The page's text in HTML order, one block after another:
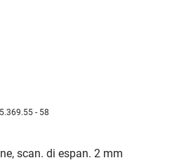
- 58
scan. di espan. 2 mm